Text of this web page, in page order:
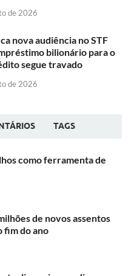
de 2026
nova audiência no STF
bilionário para o
segue travado
de 2026
TAGS
como ferramenta de
de novos assentos
fim do ano